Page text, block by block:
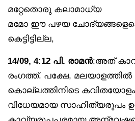
മറ്റേതൊരു കലാമാധ്യ
മമോ ഈ പഴയ
കെട്ടിട്ടില്ല,
14/09, 4:12 പി. രാമൻ:അത്
രംഗത്ത്. പക്ഷേ,
കൊല്ലത്തിനിടെ കവിതയോളം
വിധേയമായ സാഹിത്യരൂപം